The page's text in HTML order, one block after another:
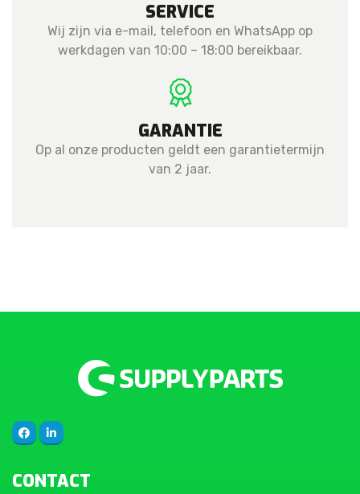
SERVICE
Wij zijn via e-mail, telefoon en WhatsApp op
werkdagen van 10:00 – 18:00 bereikbaar.
GARANTIE
Op al onze producten geldt een garantietermijn
van 2 jaar.
CONTACT